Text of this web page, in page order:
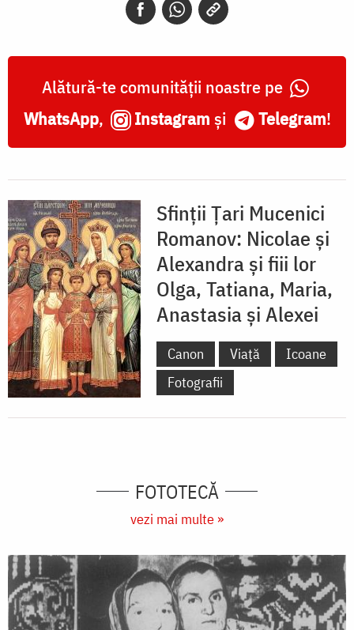
Alătură-te comunității noastre pe
WhatsApp, Instagram și Telegram!
Sfinții Țari Mucenici
Romanov: Nicolae și
Alexandra și fiii lor
Olga, Tatiana, Maria,
Anastasia și Alexei
Canon Viață
Icoane
Fotografii
FOTOTECĂ
vezi mai multe »